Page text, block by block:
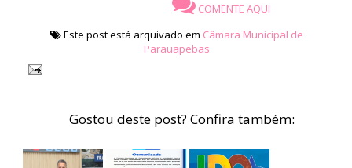
COMENTE AQUI
Este post está arquivado em Câmara Municipal de
Parauapebas
Gostou deste post? Confira também: